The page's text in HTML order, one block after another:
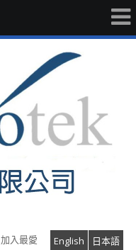
English 日本語
加入最愛